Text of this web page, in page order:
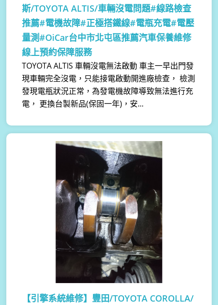
斯/TOYOTA ALTIS/車輛沒電問題#線路檢查
推薦#電機故障#正極搭鐵線#電瓶充電#電壓
量測#OiCar台中市北屯區推薦汽車保養維修
線上預約保障服務
TOYOTA ALTIS 車輛沒電無法啟動 車主一早出門發
現車輛完全沒電，只能接電啟動開進廠檢查， 檢測
發現電瓶狀況正常，為發電機故障導致無法進行充
電， 更換台製新品(保固一年)，安...
【引擎系統維修】 豐田/TOYOTA COROLLA/